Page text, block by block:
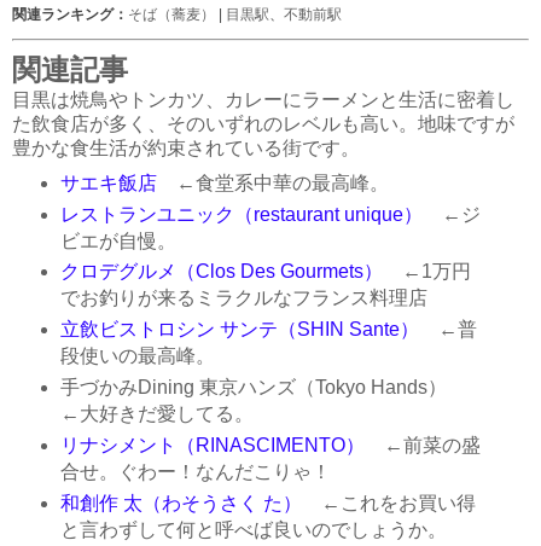
関連ランキング： そば（蕎麦） | 目黒駅 不動前駅
関連記事
目黒は焼鳥やトンカツ、カレーにラーメンと生活に密着し
た飲食店が多く、そのいずれのレベルも高い。地味ですが
豊かな食生活が約束されている街です。
サエキ飯店←食堂系中華の最高峰。
レストランユニック（restaurant unique）
←ジ
ビエが自慢。
クロデグルメ（Clos Des Gourmets）
←1万円
でお釣りが来るミラクルなフランス料理店
立飲ビストロシン サンテ（SHIN Sante）
←普
段使いの最高峰。
手づかみDining 東京ハンズ（Tokyo Hands）
←大好きだ愛してる。
リナシメント（RINASCIMENTO）
←前菜の盛
合せ。ぐわー！なんだこりゃ！
和創作 太（わそうさく た）
←これをお買い得
と言わずして何と呼べば良いのでしょうか。